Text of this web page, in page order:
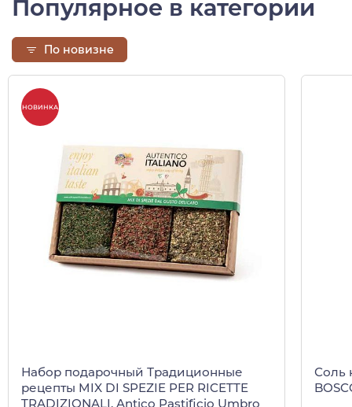
Популярное в категории
По новизне
НОВИНКА
Набор подарочный Традиционные
рецепты MIX DI SPEZIE PER RICETTE
TRADIZIONALI, Antico Pastificio Umbro
Соль